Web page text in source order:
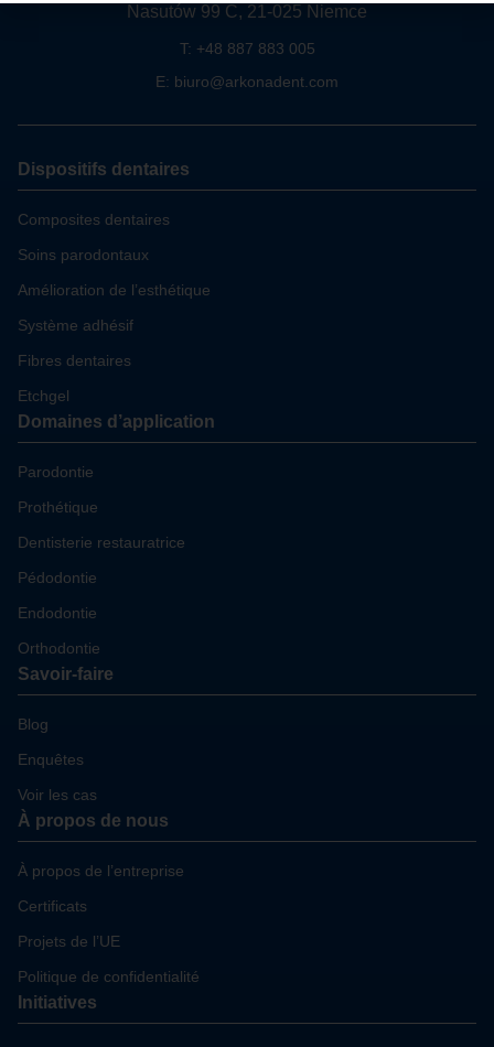
Nasutów 99 C, 21-025 Niemce
T: +48 887 883 005
E: biuro@arkonadent.com
Dispositifs dentaires
Composites dentaires
Soins parodontaux
Amélioration de l’esthétique
Système adhésif
Fibres dentaires
Etchgel
Domaines d’application
Parodontie
Prothétique
Dentisterie restauratrice
Pédodontie
Endodontie
Orthodontie
Savoir-faire
Blog
Enquêtes
Voir les cas
À propos de nous
À propos de l’entreprise
Certificats
Projets de l’UE
Politique de confidentialité
Initiatives